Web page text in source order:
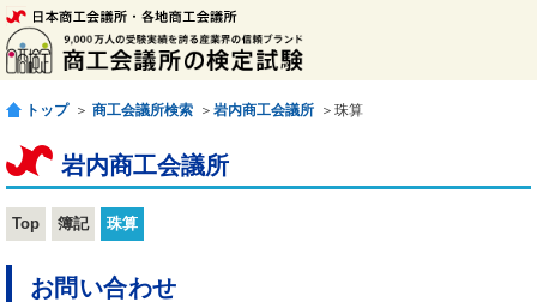
トップ ＞ 商工会議所検索 ＞ 岩内商工会議所 ＞珠算
岩内商工会議所
Top 簿記 珠算
お問い合わせ